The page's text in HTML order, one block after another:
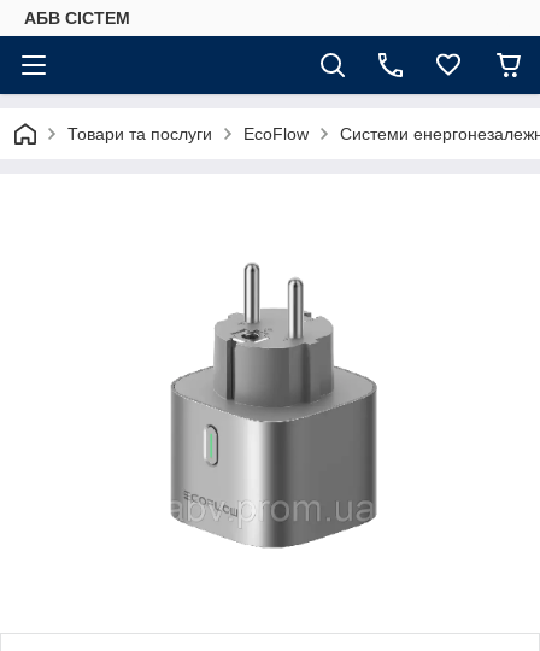
АБВ СІСТЕМ
Товари та послуги EcoFlow Системи